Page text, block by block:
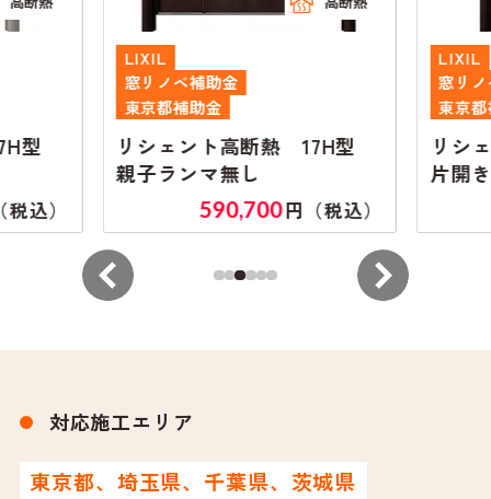
型
込）
LIXIL
窓リノベ補助金
東京都補助金
リシェント高断熱 17H型
親子ランマ無し
590,700円（税込）
LIXIL
窓リノ
東京都
リシ
片開
対応施工エリア
東京都、埼玉県、千葉県、茨城県